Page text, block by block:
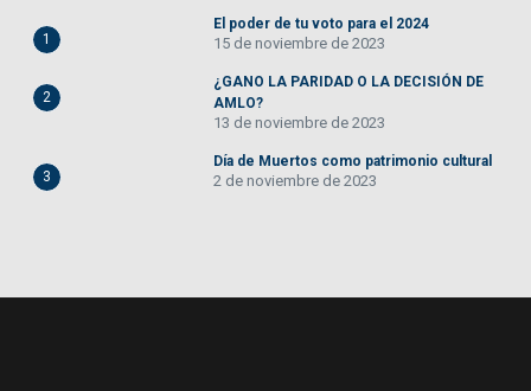
1
El poder de tu voto para el 2024
15 de noviembre de 2023
2
¿GANO LA PARIDAD O LA DECISIÓN DE
AMLO?
13 de noviembre de 2023
3
Día de Muertos como patrimonio cultural
2 de noviembre de 2023